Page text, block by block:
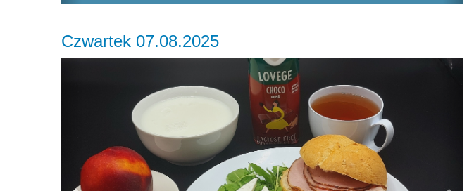
Czwartek 07.08.2025
Next